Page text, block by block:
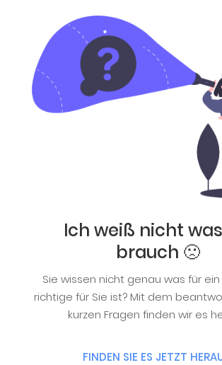
Ich weiß nicht
brauch 🙁
Sie wissen nicht genau was für
richtige für Sie ist? Mit dem
kurzen Fragen finden wir es
FINDEN SIE ES JETZT